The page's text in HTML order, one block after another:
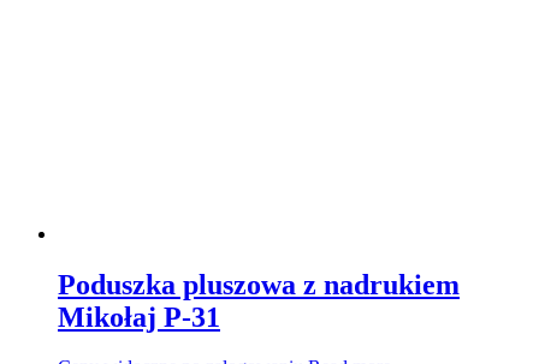
Poduszka pluszowa z nadrukiem
Mikołaj P-31